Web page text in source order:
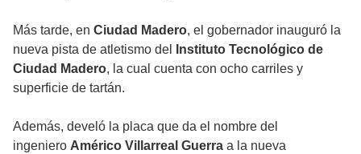
Más tarde, en Ciudad Madero, el gobernador inauguró la
nueva pista de atletismo del
Instituto Tecnológico de
Ciudad Madero, la cual cuenta con ocho carriles y
superficie de tartán.
Además, develó la placa que da el nombre del
ingeniero Américo Villarreal Guerra a la nueva